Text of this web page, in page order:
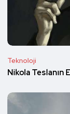
Teknoloji
Nikola